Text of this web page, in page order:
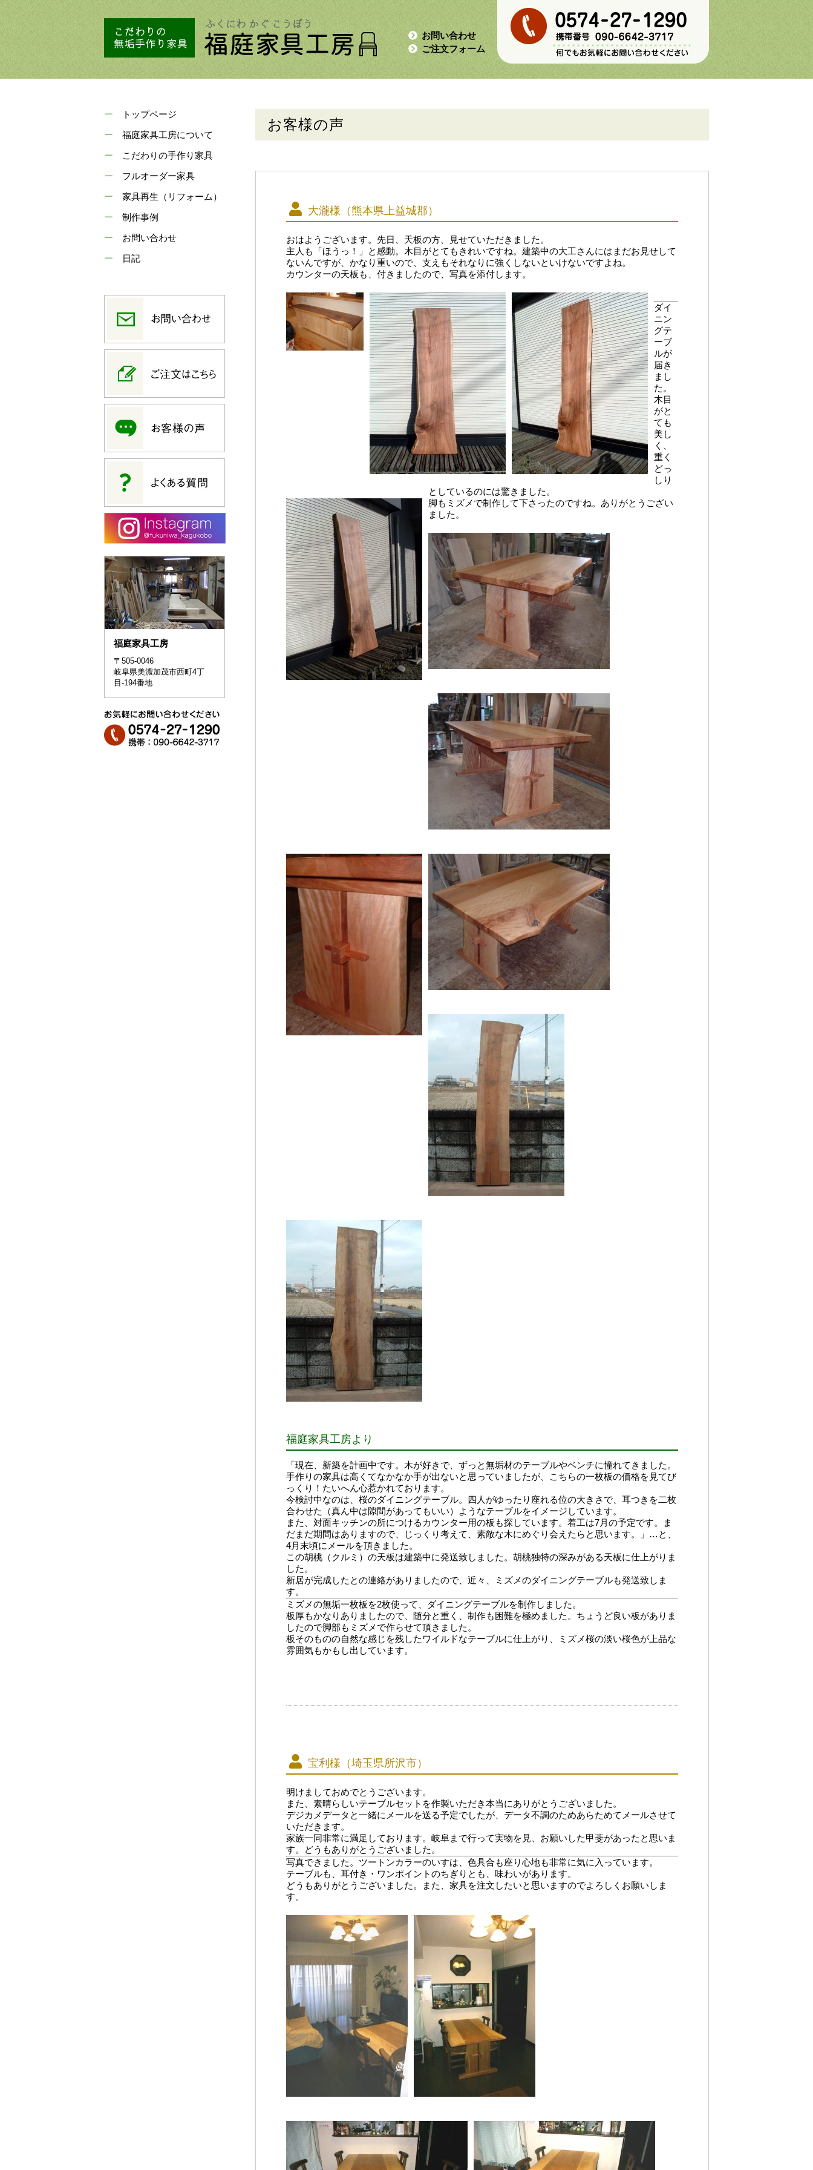
お問い合わせ
ご注文フォーム
トップページ
福庭家具工房について
こだわりの手作り家具
フルオーダー家具
家具再生（リフォーム）
制作事例
お問い合わせ
日記
福庭家具工房
〒505-0046
岐阜県美濃加茂市西町4丁
目-194番地
お客様の声
大瀧様（熊本県上益城郡）
おはようございます。先日、天板の方、見せていただきました。
主人も「ほうっ！」と感動。木目がとてもきれいですね。建築中の大工さんにはまだお見せして
ないんですが、かなり重いので、支えもそれなりに強くしないといけないですよね。
カウンターの天板も、付きましたので、写真を添付します。
ダイ
ニン
グテ
ーブ
ルが
届き
まし
た。
木目
がと
ても
美し
く、
重く
どっ
しり
としているのには驚きました。
脚もミズメで制作して下さったのですね。ありがとうござい
ました。
福庭家具工房より
「現在、新築を計画中です。木が好きで、ずっと無垢材のテーブルやベンチに憧れてきました。
手作りの家具は高くてなかなか手が出ないと思っていましたが、こちらの一枚板の価格を見てび
っくり！たいへん心惹かれております。
今検討中なのは、桜のダイニングテーブル。四人がゆったり座れる位の大きさで、耳つきを二枚
合わせた（真ん中は隙間があってもいい）ようなテーブルをイメージしています。
また、対面キッチンの所につけるカウンター用の板も探しています。着工は7月の予定です。ま
だまだ期間はありますので、じっくり考えて、素敵な木にめぐり会えたらと思います。」…と、
4月末頃にメールを頂きました。
この胡桃（クルミ）の天板は建築中に発送致しました。胡桃独特の深みがある天板に仕上がりま
した。
新居が完成したとの連絡がありましたので、近々、ミズメのダイニングテーブルも発送致しま
す。
ミズメの無垢一枚板を2枚使って、ダイニングテーブルを制作しました。
板厚もかなりありましたので、随分と重く、制作も困難を極めました。ちょうど良い板がありま
したので脚部もミズメで作らせて頂きました。
板そのものの自然な感じを残したワイルドなテーブルに仕上がり、ミズメ桜の淡い桜色が上品な
雰囲気もかもし出しています。
宝利様（埼玉県所沢市）
明けましておめでとうございます。
また、素晴らしいテーブルセットを作製いただき本当にありがとうございました。
デジカメデータと一緒にメールを送る予定でしたが、データ不調のためあらためてメールさせて
いただきます。
家族一同非常に満足しております。岐阜まで行って実物を見、お願いした甲斐があったと思いま
す。どうもありがとうございました。
写真できました。ツートンカラーのいすは、色具合も座り心地も非常に気に入っています。
テーブルも、耳付き・ワンポイントのちぎりとも、味わいがあります。
どうもありがとうございました。また、家具を注文したいと思いますのでよろしくお願いしま
す。